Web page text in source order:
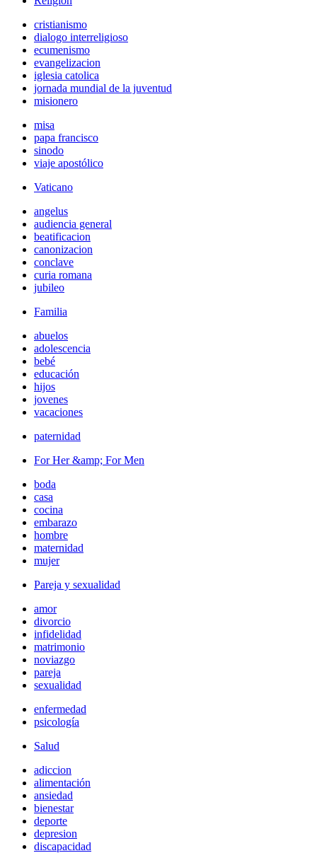
cristianismo
dialogo interreligioso
ecumenismo
evangelizacion
iglesia catolica
jornada mundial de la juventud
misionero
misa
papa francisco
sinodo
viaje apostólico
Vaticano
angelus
audiencia general
beatificacion
canonizacion
conclave
curia romana
jubileo
Familia
abuelos
adolescencia
bebé
educación
hijos
jovenes
vacaciones
paternidad
For Her &amp; For Men
boda
casa
cocina
embarazo
hombre
maternidad
mujer
Pareja y sexualidad
amor
divorcio
infidelidad
matrimonio
noviazgo
pareja
sexualidad
enfermedad
psicología
Salud
adiccion
alimentación
ansiedad
bienestar
deporte
depresion
discapacidad